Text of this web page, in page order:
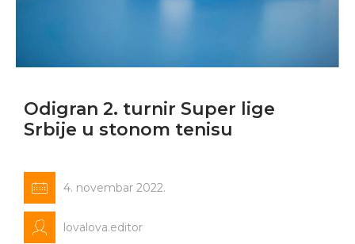
Odigran 2. turnir Super lige
Srbije u stonom tenisu
4. novembar 2022.
lovalova.editor